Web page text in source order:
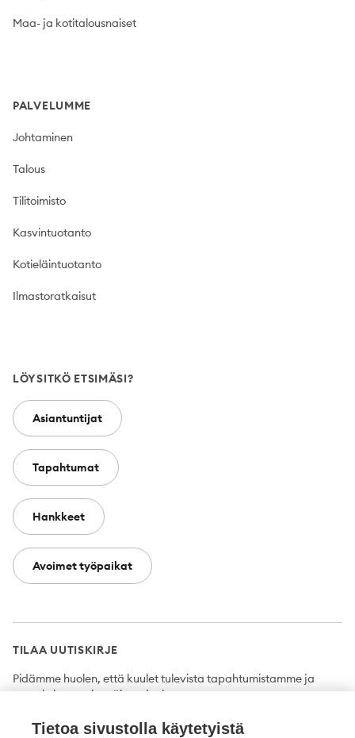
Maa- ja kotitalousnaiset
PALVELUMME
Johtaminen
Talous
Tilitoimisto
Kasvintuotanto
Kotieläintuotanto
Ilmastoratkaisut
LÖYSITKÖ ETSIMÄSI?
Asiantuntijat
Tapahtumat
Hankkeet
Avoimet työpaikat
TILAA UUTISKIRJE
Pidämme huolen, että kuulet tulevista tapahtumistamme ja
uutuuksista ensimmäisten joukossa.
Tietoa sivustolla käytetyistä